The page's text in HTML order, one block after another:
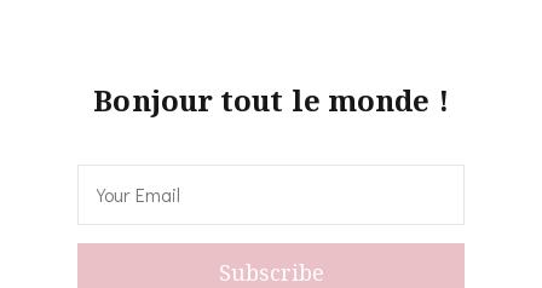
Bonjour tout le monde !